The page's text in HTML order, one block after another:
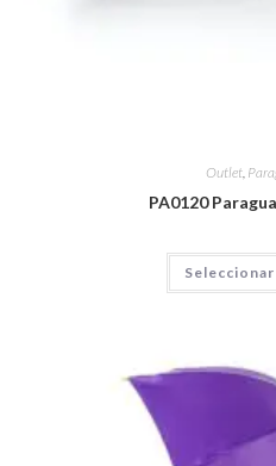
Outlet
PA0120